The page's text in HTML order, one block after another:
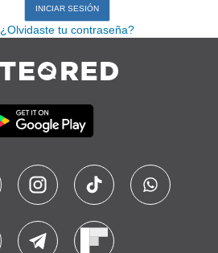
¿Olvidaste tu contraseña?